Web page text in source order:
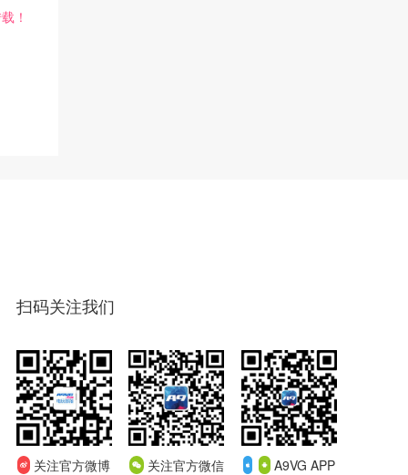
！
扫码关注我们
关注官方微博 关注官方微信 A9VG APP